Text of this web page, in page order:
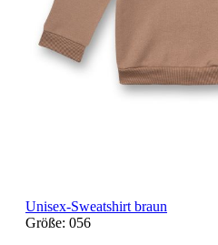
Unisex-Sweatshirt braun
Größe: 056